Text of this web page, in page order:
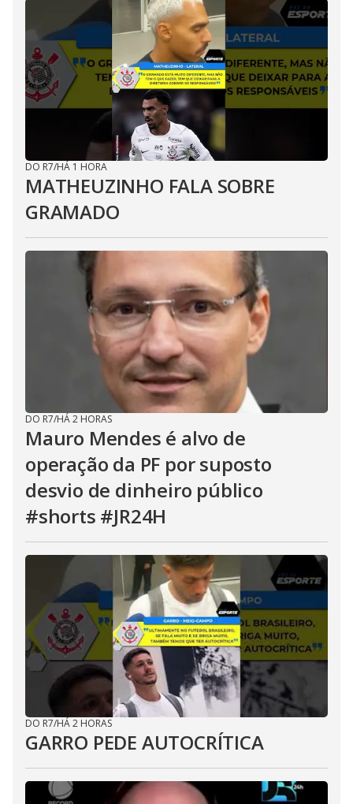
DO R7/HÁ 1 HORA
MATHEUZINHO FALA SOBRE
GRAMADO
DO R7/HÁ 2 HORAS
Mauro Mendes é alvo de
operação da PF por suposto
desvio de dinheiro público
#shorts #JR24H
DO R7/HÁ 2 HORAS
GARRO PEDE AUTOCRÍTICA